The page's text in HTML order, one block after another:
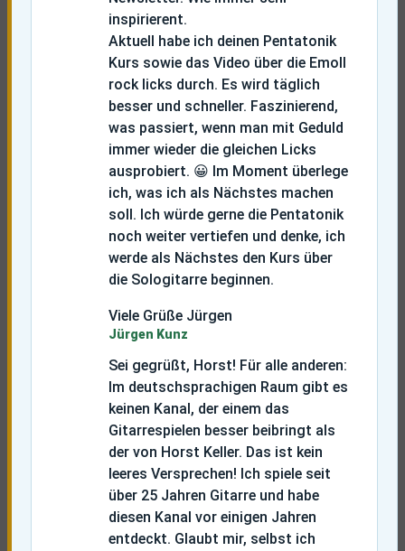
inspirierent.
Aktuell habe ich deinen Pentatonik
Kurs sowie das Video über die Emoll
rock licks durch. Es wird täglich
besser und schneller. Faszinierend,
was passiert, wenn man mit Geduld
immer wieder die gleichen Licks
ausprobiert. 😀 Im Moment überlege
ich, was ich als Nächstes machen
soll. Ich würde gerne die Pentatonik
noch weiter vertiefen und denke, ich
werde als Nächstes den Kurs über
die Sologitarre beginnen.
Viele Grüße Jürgen
Jürgen Kunz
Sei gegrüßt, Horst! Für alle anderen:
Im deutschsprachigen Raum gibt es
keinen Kanal, der einem das
Gitarrespielen besser beibringt als
der von Horst Keller. Das ist kein
leeres Versprechen! Ich spiele seit
über 25 Jahren Gitarre und habe
diesen Kanal vor einigen Jahren
entdeckt. Glaubt mir, selbst ich